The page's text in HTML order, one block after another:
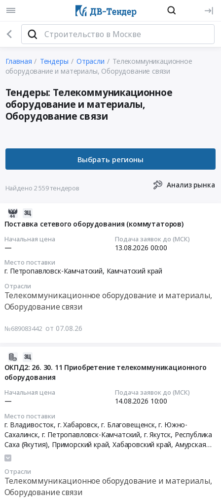
Главная Тендеры Отрасли
Телекоммуникационное
оборудование и материалы, Оборудование связи
Тендеры: Телекоммуникационное
оборудование и материалы,
Оборудование связи
Найдено 2 559 тендеров Анализ рынка
Поставка сетевого оборудования (коммутаторов)
Начальная цена
—
Подача заявок до (МСК)
13.08.2026 00:00
Место поставки
г. Петропавловск-Камчатский, Камчатский край
Отрасли
Телекоммуникационное оборудование и материалы,
Оборудование связи
№689083442 от 07.08.26
ОКПД2: 26. 30. 11 Приобретение телекоммуникационного
оборудования
Начальная цена
—
Подача заявок до (МСК)
14.08.2026 10:00
Место поставки
г. Владивосток, г. Хабаровск, г. Благовещенск, г. Южно-
Сахалинск, г. Петропавловск-Камчатский, г. Якутск, Республика
Саха (Якутия), Приморский край,Хабаровский край, Амурская
область
Отрасли
Телекоммуникационное оборудование и материалы,
Оборудование связи